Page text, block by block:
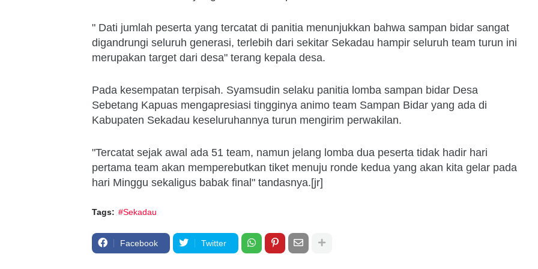
" Dati jumlah peserta yang tercatat di panitia menunjukkan bahwa sampan bidar sangat
digandrungi seluruh generasi, terlebih dari sekitar Sekadau hampir seluruh team turun ini
merupakan target dari desa" terang kepala desa.
Pada kesempatan terpisah. Syamsudin selaku panitia lomba sampan bidar Desa
Sebetang Kapuas mengapresiasi tingginya animo team Sampan Bidar yang ada di
Kabupaten Sekadau keseluruhannya turun mengirim perwakilan.
"Tercatat sejak awal ada 51 team, namun jelang lomba dua peserta tidak hadir hari
pertama team akan memperebutkan tiket menuju ronde kedua yang akan kita gelar pada
hari Minggu sekaligus babak final" tandasnya.[jr]
Tags: #Sekadau
Facebook Twitter